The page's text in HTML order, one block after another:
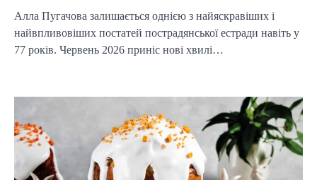
Алла Пугачова залишається однією з найяскравіших і
найвпливовіших постатей пострадянської естради навіть у
77 років. Червень 2026 приніс нові хвилі…